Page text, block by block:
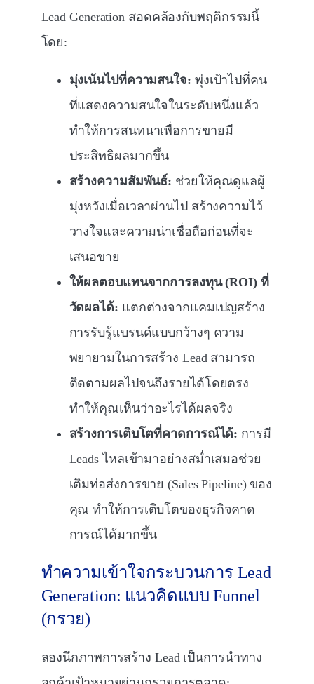
Lead Generation สอดคล้องกับพฤติกรรมนี้
โดย:
มุ่งเน้นไปที่ความสนใจ: พุ่งเป้าไปที่คน
ที่แสดงความสนใจในระดับหนึ่งแล้ว
ทำให้การสนทนาเพื่อการขายมี
ประสิทธิผลมากขึ้น
สร้างความสัมพันธ์: ช่วยให้คุณดูแลผู้
มุ่งหวังเมื่อเวลาผ่านไป สร้างความไว้
วางใจและความน่าเชื่อถือก่อนที่จะ
เสนอขาย
ให้ผลตอบแทนจากการลงทุน (ROI) ที่
วัดผลได้: แตกต่างจากแคมเปญสร้าง
การรับรู้แบรนด์แบบกว้างๆ ความ
พยายามในการสร้าง Lead สามารถ
ติดตามผลไปจนถึงรายได้โดยตรง
ทำให้คุณเห็นว่าอะไรได้ผลจริง
สร้างการเติบโตที่คาดการณ์ได้: การมี
Leads ไหลเข้ามาอย่างสม่ำเสมอช่วย
เติมท่อส่งการขาย (Sales Pipeline) ของ
คุณ ทำให้การเติบโตของธุรกิจคาด
การณ์ได้มากขึ้น
ทำความเข้าใจกระบวนการ Lead
Generation: แนวคิดแบบ Funnel
(กรวย)
ลองนึกภาพการสร้าง Lead เป็นการนำทาง